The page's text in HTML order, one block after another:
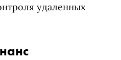
удаленных